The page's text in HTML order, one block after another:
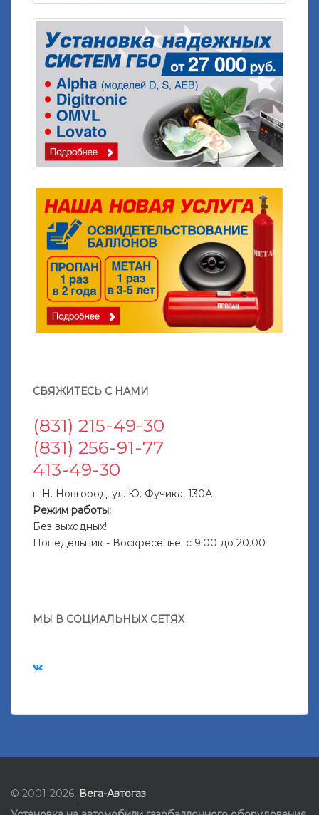
СВЯЖИТЕСЬ С НАМИ
(831) 215-49-30
(831) 256-91-77
413-49-30
г. Н. Новгород, ул. Ю. Фучика, 130А
Режим работы:
Без выходных!
Понедельник - Воскресенье: с 9.00 до 20.00
МЫ В СОЦИАЛЬНЫХ СЕТЯХ
© 2001-2026, Вега-Автогаз